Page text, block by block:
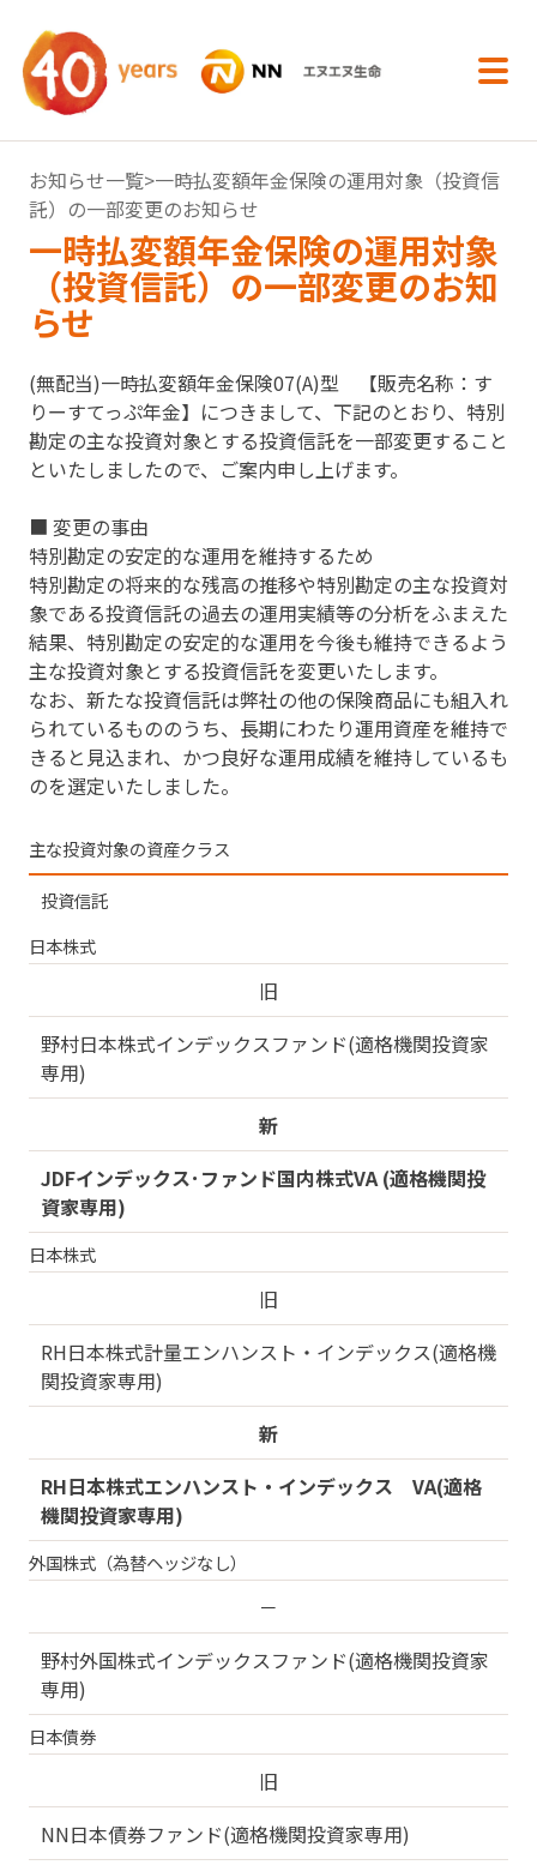
お知らせ一覧>一時払変額年金保険の運用対象（投資信
託）の一部変更のお知らせ
一時払変額年金保険の運用対象
（投資信託）の一部変更のお知
らせ
(無配当)一時払変額年金保険07(A)型 【販売名称：す
りーすてっぷ年金】につきまして、下記のとおり、特別
勘定の主な投資対象とする投資信託を一部変更すること
といたしましたので、ご案内申し上げます。
■ 変更の事由
特別勘定の安定的な運用を維持するため
特別勘定の将来的な残高の推移や特別勘定の主な投資対
象である投資信託の過去の運用実績等の分析をふまえた
結果、特別勘定の安定的な運用を今後も維持できるよう
主な投資対象とする投資信託を変更いたします。
なお、新たな投資信託は弊社の他の保険商品にも組入れ
られているもののうち、長期にわたり運用資産を維持で
きると見込まれ、かつ良好な運用成績を維持しているも
のを選定いたしました。
主な投資対象の資産クラス
投資信託
日本株式
旧
野村日本株式インデックスファンド(適格機関投資家
専用)
新
JDFインデックス･ファンド国内株式VA (適格機関投
資家専用)
日本株式
旧
RH日本株式計量エンハンスト・インデックス(適格機
関投資家専用)
新
RH日本株式エンハンスト・インデックス VA(適格
機関投資家専用)
外国株式（為替ヘッジなし）
－
野村外国株式インデックスファンド(適格機関投資家
専用)
日本債券
旧
NN日本債券ファンド(適格機関投資家専用)